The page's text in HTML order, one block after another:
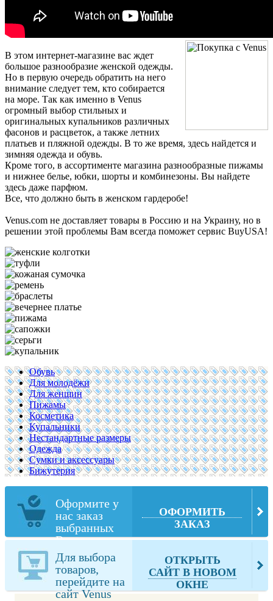
В этом интернет-магазине вас ждет
большое разнообразие женской одежды.
Но в первую очередь обратить на него
внимание следует тем, кто собирается
на море. Так как именно в Venus
огромный выбор стильных и
оригинальных купальников различных
фасонов и расцветок, а также летних
платьев и пляжной одежды. В то же время, здесь найдется и
зимняя одежда и обувь.
Кроме того, в ассортименте магазина разнообразные пижамы
и нижнее белье, юбки, шорты и комбинезоны. Вы найдете
здесь даже парфюм.
Все, что должно быть в женском гардеробе!
Venus.com не доставляет товары в Россию и на Украину, но в
решении этой проблемы Вам всегда поможет сервис BuyUSA!
Обувь
Для молодёжи
Для женщин
Пижамы
Косметика
Купальники
Нестандартные размеры
Одежда
Сумки и аксессуары
Бижутерия
Оформите у
нас заказ
выбранных
Вами товаров
из Venus
ОФОРМИТЬ
ЗАКАЗ
Для выбора
товаров,
перейдите на
сайт Venus
ОТКРЫТЬ
САЙТ В НОВОМ
ОКНЕ